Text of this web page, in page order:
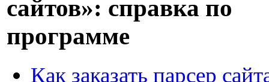
сайтов»: справка по
программе
Как заказать парсер